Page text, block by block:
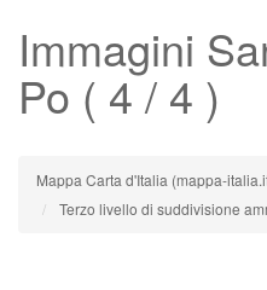
Immagini
Po ( 4 / 4 )
Mappa Carta d'Italia (mappa-
Terzo livello di suddivisione